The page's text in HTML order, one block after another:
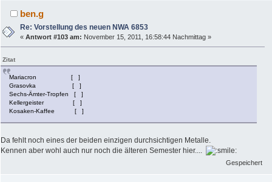
ben.g
Re: Vorstellung des neuen NWA 6853
«Antwort #103 am: November 15, 2011, 16:58:44 Nachmittag »
Zitat
Mariacron [ ]
Grasovka [ ]
Sechs-Ämter-Tropfen [ ]
Kellergeister [ ]
Kosaken-Kaffee [ ]
Da fehlt noch eines der beiden einzigen durchsichtigen Metalle.
Kennen aber wohl auch nur noch die älteren Semester hier....
Gespeichert